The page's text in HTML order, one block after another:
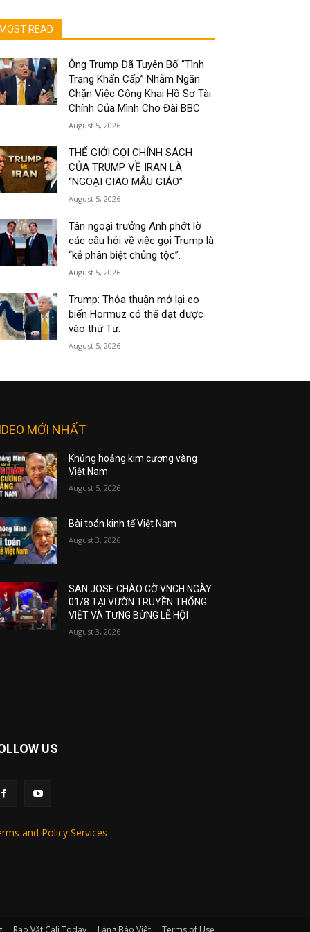
MOST READ
Ông Trump Đã Tuyên Bố “Tình
Trạng Khẩn Cấp” Nhằm Ngăn
Chặn Việc Công Khai Hồ Sơ Tài
Chính Của Mình Cho Đài BBC
August 5, 2026
THẾ GIỚI GỌI CHÍNH SÁCH
CỦA TRUMP VỀ IRAN LÀ
“NGOẠI GIAO MẪU GIÁO”
August 5, 2026
Tân ngoại trưởng Anh phớt lờ
các câu hỏi về việc gọi Trump là
“kẻ phân biệt chủng tộc”.
August 5, 2026
Trump: Thỏa thuận mở lại eo
biển Hormuz có thể đạt được
vào thứ Tư.
August 5, 2026
MỚI NHẤT
Khủng hoảng kim cương vàng
Việt Nam
August 5, 2026
Bài toán kinh tế Việt Nam
August 3, 2026
SAN JOSE CHÀO CỜ VNCH NGÀY
01/8 TẠI VƯỜN TRUYỀN THỐNG
VIỆT VÀ TƯNG BỪNG LỄ HỘI
August 3, 2026
US
and Policy Services
Rao Vặt Cali Today Làng Báo Việt Terms of Use